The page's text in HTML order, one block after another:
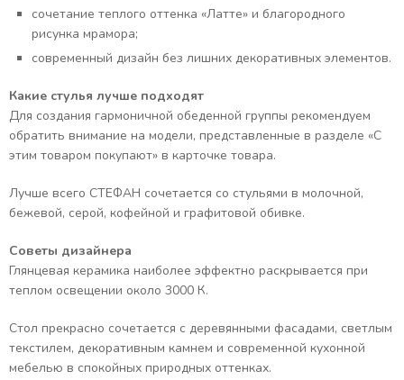
сочетание теплого оттенка «Латте» и благородного
рисунка мрамора;
современный дизайн без лишних декоративных элементов.
Какие стулья лучше подходят
Для создания гармоничной обеденной группы рекомендуем
обратить внимание на модели, представленные в разделе «С
этим товаром покупают» в карточке товара.
Лучше всего СТЕФАН сочетается со стульями в молочной,
бежевой, серой, кофейной и графитовой обивке.
Советы дизайнера
Глянцевая керамика наиболее эффектно раскрывается при
теплом освещении около 3000 К.
Стол прекрасно сочетается с деревянными фасадами, светлым
текстилем, декоративным камнем и современной кухонной
мебелью в спокойных природных оттенках.